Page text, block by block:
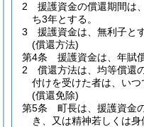
2
援護資金の償還期間は
ち3年とする。
3
援護資金は、無利子と
(償還方法)
第4条
援護資金は、年賦
2
償還方法は、均等償還
付けを受けた者は、いつ
(償還免除)
第5条
町長は、援護資金
き、又は精神若しくは